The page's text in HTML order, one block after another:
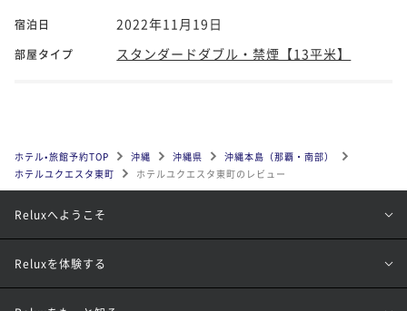
宿泊日 2022年11月19日
部屋タイプ スタンダードダブル・禁煙【13平米】
ホテル•旅館予約TOP 沖縄 沖縄県
沖縄本島（那覇・南部）
ホテルユクエスタ東町
ホテルユクエスタ東町のレビュー
Reluxへようこそ
Reluxを体験する